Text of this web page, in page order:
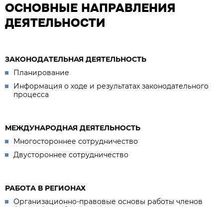
ОСНОВНЫЕ НАПРАВЛЕНИЯ
ДЕЯТЕЛЬНОСТИ
ЗАКОНОДАТЕЛЬНАЯ ДЕЯТЕЛЬНОСТЬ
Планирование
Информация о ходе и результатах законодательного
процесса
МЕЖДУНАРОДНАЯ ДЕЯТЕЛЬНОСТЬ
Многостороннее сотрудничество
Двустороннее сотрудничество
РАБОТА В РЕГИОНАХ
Организационно-правовые основы работы членов